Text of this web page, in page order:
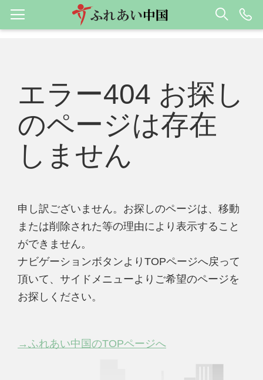
エラー404 お探し
のページは存在
しません
申し訳ございません。お探しのページは、移動
または削除された等の理由により表示すること
ができません。
ナビゲーションボタンよりTOPページへ戻って
頂いて、サイドメニューよりご希望のページを
お探しください。
→ふれあい中国のTOPページへ